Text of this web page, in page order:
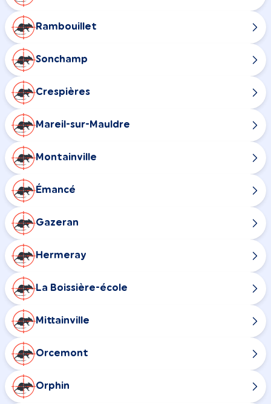
Rambouillet
Sonchamp
Crespières
Mareil-sur-Mauldre
Montainville
Émancé
Gazeran
Hermeray
La Boissière-école
Mittainville
Orcemont
Orphin